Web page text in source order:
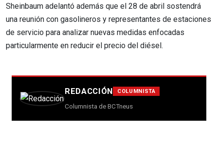
Sheinbaum adelantó además que el 28 de abril sostendrá
una reunión con gasolineros y representantes de estaciones
de servicio para analizar nuevas medidas enfocadas
particularmente en reducir el precio del diésel.
REDACCIÓN COLUMNISTA
Columnista de BCTneus